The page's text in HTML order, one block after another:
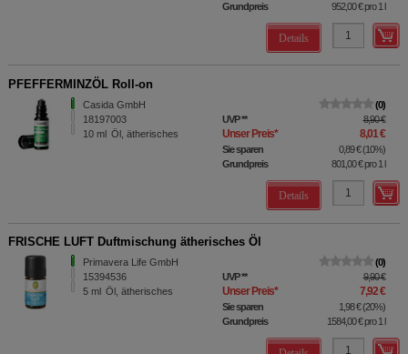
Grundpreis
952,00 €pro 1 l
Details
PFEFFERMINZÖL Roll-on
Casida GmbH
18197003
10 ml Öl, ätherisches
0
UVP** 8,90 €
Unser Preis* 8,01 €
Sie sparen 0,89 €(10%)
Grundpreis
801,00 €pro 1 l
Details
FRISCHE LUFT Duftmischung ätherisches Öl
Primavera Life GmbH
15394536
5 ml Öl, ätherisches
0
UVP** 9,90 €
Unser Preis* 7,92 €
Sie sparen 1,98 €(20%)
Grundpreis
1584,00 €pro 1 l